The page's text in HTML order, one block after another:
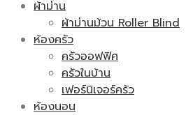
ผ้าม่าน
ผ้าม่านม้วน Roller Blind
ห้องครัว
ครัวออฟฟิศ
ครัวในบ้าน
เฟอร์นิเจอร์ครัว
ห้องนอน